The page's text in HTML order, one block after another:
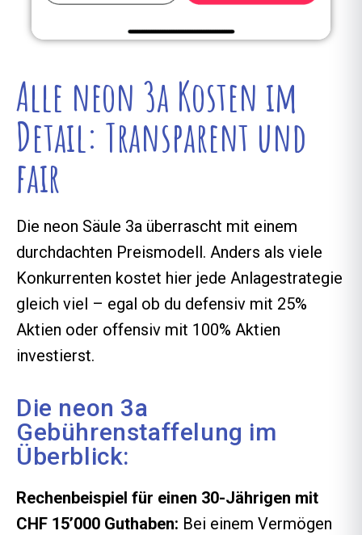
Alle neon 3a Kosten im
Detail: Transparent und
fair
Die neon Säule 3a überrascht mit einem
durchdachten Preismodell. Anders als viele
Konkurrenten kostet hier jede Anlagestrategie
gleich viel – egal ob du defensiv mit 25%
Aktien oder offensiv mit 100% Aktien
investierst.
Die neon 3a
Gebührenstaffelung im
Überblick:
Rechenbeispiel für einen 30-Jährigen mit
CHF 15’000 Guthaben: Bei einem Vermögen